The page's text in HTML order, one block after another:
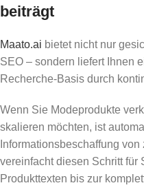
beiträgt
Maato.ai bietet nicht nur
SEO – sondern liefert Ihnen
Recherche-Basis durch
Wenn Sie Modeprodukte
skalieren möchten, ist
Informationsbeschaffung
vereinfacht diesen Schritt für
Produkttexten bis zur